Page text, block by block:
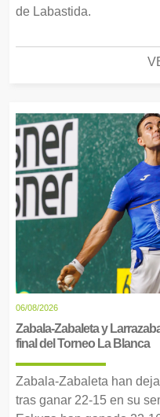
de Labastida.
06/08/2026
Zabala-Zabaleta y
final del Torneo La Blanca
Zabala-Zabaleta han
tras ganar 22-15 en su